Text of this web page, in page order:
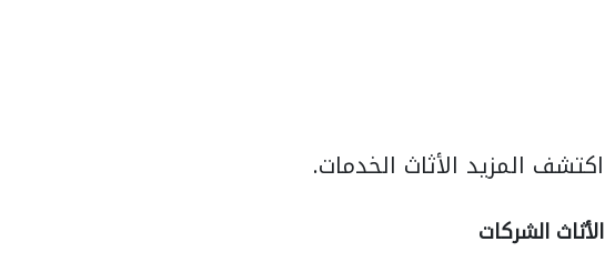
اكتشف المزيد الأثاث الخدمات.
الأثاث الشركات